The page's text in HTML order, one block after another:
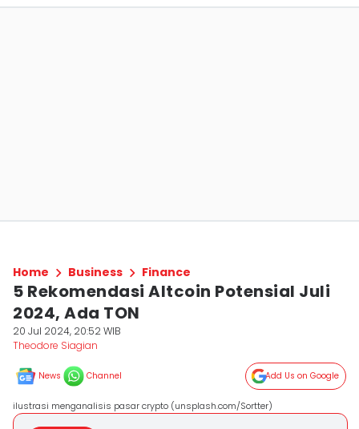
Home Business Finance
5 Rekomendasi Altcoin Potensial Juli
2024, Ada TON
20 Jul 2024, 20:52 WIB
Theodore Siagian
News Channel Add Us on Google
ilustrasi menganalisis pasar crypto (unsplash.com/Sortter)